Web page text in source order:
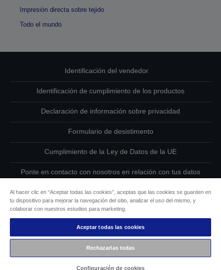
Impresión directa sobre tejido
Todo el mundo
Identificación del vendedor
Identificación de cumplimiento de los productos
Declaración de información sobre privacidad
Formulario de desistimento
Cumplimiento de la Ley de Datos de la UE
Ponte en contacto con nosotros en relación con tus datos
Información sobre cookies
Compromiso de accesibilidad de Epson
Copyright © 2026 Seiko Epson
Al hacer clic en “Aceptar todas las cookies”, aceptas que las cookies se guarden en
tu dispositivo para mejorar la navegación del sitio, analizar el uso del mismo, y
colaborar con nuestros estudios para marketing.
Aceptar todas las cookies
Rechazarlas todas
Configuración de cookies